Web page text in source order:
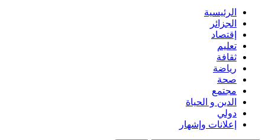
الرئيسية
الجزائر
إقتصاد
تعليم
ثقافة
رياضة
صحة
مجتمع
الدين و الحياة
دولي
إعلانات وإشهار